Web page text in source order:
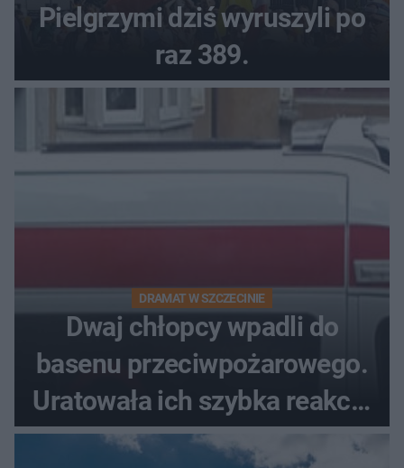
Pielgrzymi dziś wyruszyli po
raz 389.
DRAMAT W SZCZECINIE
Dwaj chłopcy wpadli do
basenu przeciwpożarowego.
Uratowała ich szybka reakcja
świadków